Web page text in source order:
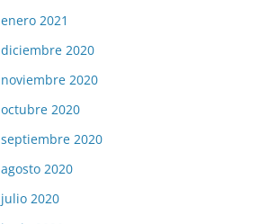
enero 2021
diciembre 2020
noviembre 2020
octubre 2020
septiembre 2020
agosto 2020
julio 2020